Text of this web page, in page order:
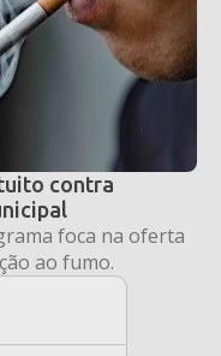
contra
foca na oferta
ao fumo.